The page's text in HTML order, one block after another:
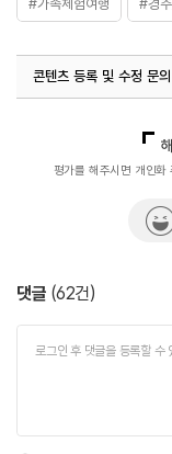
#가족체험여행 #경
#교과서속여행 #반려
#아이와
#전통
콘텐츠 등록 및 수정 문의
열린관광콘텐츠팀(열린
평가를 해주시면 개인화
댓글 (62건)